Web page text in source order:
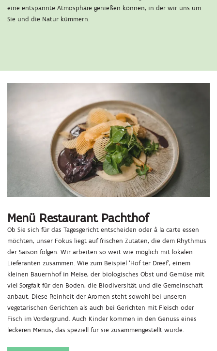
eine entspannte Atmosphäre genießen können, in der wir uns um
Sie und die Natur kümmern.
Menü Restaurant Pachthof
Ob Sie sich für das Tagesgericht entscheiden oder à la carte essen
möchten, unser Fokus liegt auf frischen Zutaten, die dem Rhythmus
der Saison folgen. Wir arbeiten so weit wie möglich mit lokalen
Lieferanten zusammen. Wie zum Beispiel ‘Hof ter Dreef’, einem
kleinen Bauernhof in Meise, der biologisches Obst und Gemüse mit
viel Sorgfalt für den Boden, die Biodiversität und die Gemeinschaft
anbaut. Diese Reinheit der Aromen steht sowohl bei unseren
vegetarischen Gerichten als auch bei Gerichten mit Fleisch oder
Fisch im Vordergrund. Auch Kinder kommen in den Genuss eines
leckeren Menüs, das speziell für sie zusammengestellt wurde.